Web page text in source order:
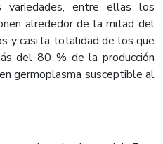
variedades, entre ellas los
alrededor de la mitad del
y casi la totalidad de los que
del 80 % de la producción
germoplasma susceptible al